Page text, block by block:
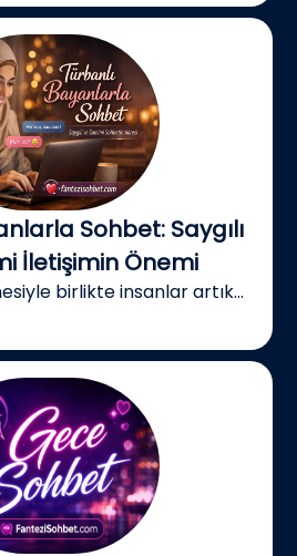
Sohbet: Saygılı
İletişimin Önemi
birlikte insanlar artık...